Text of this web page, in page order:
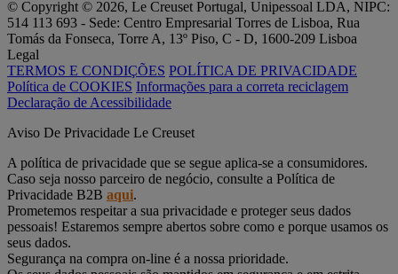
© Copyright © 2026, Le Creuset Portugal, Unipessoal LDA, NIPC:
514 113 693 - Sede: Centro Empresarial Torres de Lisboa, Rua
Tomás da Fonseca, Torre A, 13º Piso, C - D, 1600-209 Lisboa
Legal
TERMOS E CONDIÇÕES POLÍTICA DE PRIVACIDADE
Política de COOKIES Informações para a correta reciclagem
Declaração de Acessibilidade
Aviso De Privacidade Le Creuset
A política de privacidade que se segue aplica-se a consumidores.
Caso seja nosso parceiro de negócio, consulte a Política de
Privacidade B2B aqui.
Prometemos respeitar a sua privacidade e proteger seus dados
pessoais! Estaremos sempre abertos sobre como e porque usamos os
seus dados.
Segurança na compra on-line é a nossa prioridade.